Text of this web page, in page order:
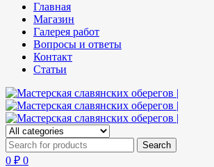
Главная
Магазин
Галерея работ
Вопросы и ответы
Контакт
Статьи
0 ₽ 0